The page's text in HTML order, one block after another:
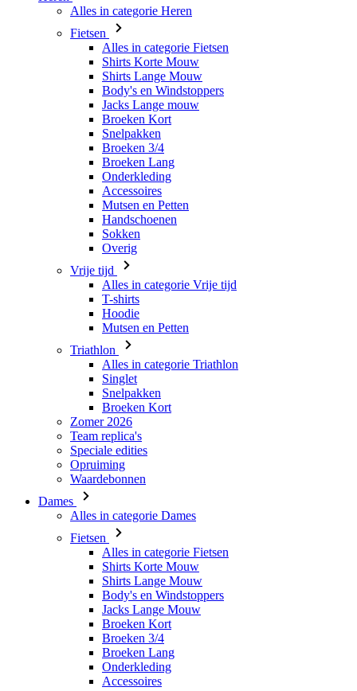
Shirts Lange Mouw
Body's en Windstoppers
Jacks Lange mouw
Broeken Kort
Snelpakken
Broeken 3/4
Broeken Lang
Onderkleding
Accessoires
Mutsen en Petten
Handschoenen
Sokken
Overig
Vrije tijd
Alles in categorie Vrije tijd
T-shirts
Hoodie
Mutsen en Petten
Triathlon
Alles in categorie Triathlon
Singlet
Snelpakken
Broeken Kort
Zomer 2026
Team replica's
Speciale edities
Opruiming
Waardebonnen
Dames
Alles in categorie Dames
Fietsen
Alles in categorie Fietsen
Shirts Lange Mouw
Body's en Windstoppers
Jacks Lange Mouw
Broeken Kort
Broeken 3/4
Broeken Lang
Onderkleding
Accessoires
Mutsen en Petten
Handschoenen
Sokken
Overig